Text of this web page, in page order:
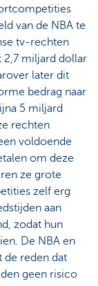
van de NBA te
tv-rechten
2,7 miljard dollar
later dit
bedrag naar
5 miljard
rechten
voldoende
om deze
ze grote
zelf erg
aan
zodat hun
De NBA en
de reden dat
geen risico